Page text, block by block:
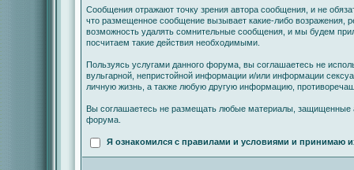
Сообщения отражают точку зрения автора сообщения, и не
что размещенное сообщение вызывает какие-либо возражения,
возможность удалять сомнительные сообщения, и мы будем
посчитаем такие действия необходимыми.
Пользуясь услугами данного форума, вы соглашаетесь не
вульгарной, непристойной информации и/или информации
личную жизнь, а также любую другую информацию,
Вы соглашаетесь не размещать любые материалы, защищенные
форума.
Я ознакомился с правилами и условиями и принимаю